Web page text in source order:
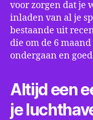
voor zorgen dat je
inladen van al je
bestaande uit
die om de 6
ondergaan en
Altijd een
je